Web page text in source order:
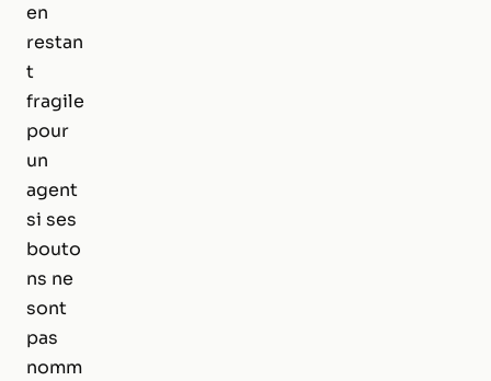
en
restan
t
fragile
pour
un
agent
si ses
bouto
ns ne
sont
pas
nomm